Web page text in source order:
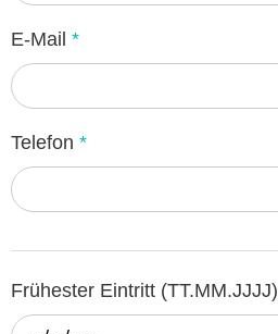
E-Mail *
Telefon *
Frühester Eintritt (TT.MM.JJJJ)